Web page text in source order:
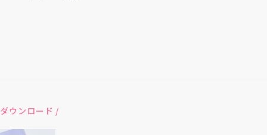
ウンロード /